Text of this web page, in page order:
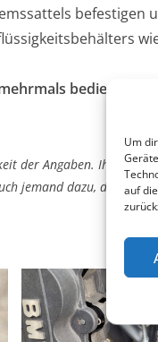
Um
auf
befestigen
bedienen
der Angaben. Ihr
jemand dazu, der hier